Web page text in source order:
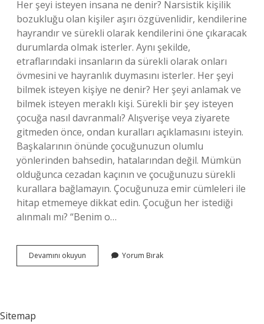
Her şeyi isteyen insana ne denir? Narsistik kişilik
bozukluğu olan kişiler aşırı özgüvenlidir, kendilerine
hayrandır ve sürekli olarak kendilerini öne çıkaracak
durumlarda olmak isterler. Aynı şekilde,
etraflarındaki insanların da sürekli olarak onları
övmesini ve hayranlık duymasını isterler. Her şeyi
bilmek isteyen kişiye ne denir? Her şeyi anlamak ve
bilmek isteyen meraklı kişi. Sürekli bir şey isteyen
çocuğa nasıl davranmalı? Alışverişe veya ziyarete
gitmeden önce, ondan kuralları açıklamasını isteyin.
Başkalarının önünde çocuğunuzun olumlu
yönlerinden bahsedin, hatalarından değil. Mümkün
olduğunca cezadan kaçının ve çocuğunuzu sürekli
kurallara bağlamayın. Çocuğunuza emir cümleleri ile
hitap etmemeye dikkat edin. Çocuğun her istediği
alınmalı mı? “Benim o…
Devamını okuyun Gördüğü
Her
Yorum Bırak
Sitemap